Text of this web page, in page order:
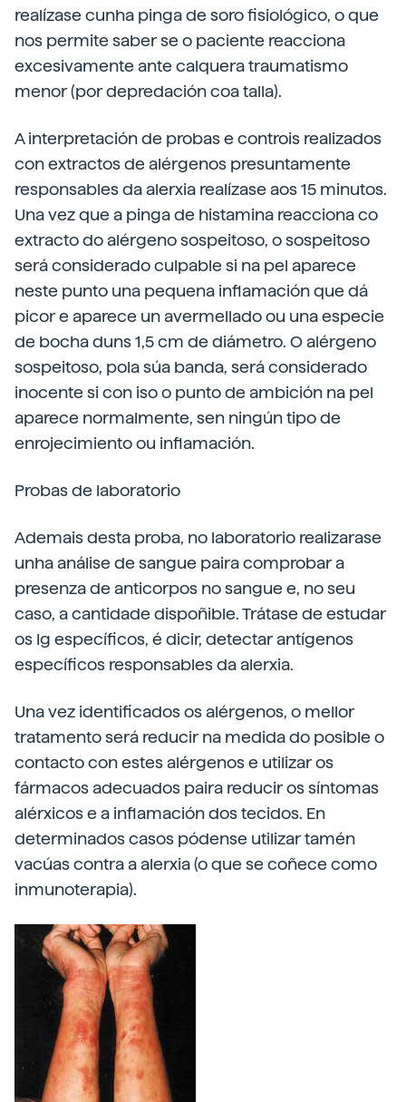
realízase cunha pinga de soro fisiológico, o que
nos permite saber se o paciente reacciona
excesivamente ante calquera traumatismo
menor (por depredación coa talla).
A interpretación de probas e controis realizados
con extractos de alérgenos presuntamente
responsables da alerxia realízase aos 15 minutos.
Una vez que a pinga de histamina reacciona co
extracto do alérgeno sospeitoso, o sospeitoso
será considerado culpable si na pel aparece
neste punto una pequena inflamación que dá
picor e aparece un avermellado ou una especie
de bocha duns 1,5 cm de diámetro. O alérgeno
sospeitoso, pola súa banda, será considerado
inocente si con iso o punto de ambición na pel
aparece normalmente, sen ningún tipo de
enrojecimiento ou inflamación.
Probas de laboratorio
Ademais desta proba, no laboratorio realizarase
unha análise de sangue paira comprobar a
presenza de anticorpos no sangue e, no seu
caso, a cantidade dispoñible. Trátase de estudar
os Ig específicos, é dicir, detectar antígenos
específicos responsables da alerxia.
Una vez identificados os alérgenos, o mellor
tratamento será reducir na medida do posible o
contacto con estes alérgenos e utilizar os
fármacos adecuados paira reducir os síntomas
alérxicos e a inflamación dos tecidos. En
determinados casos pódense utilizar tamén
vacúas contra a alerxia (o que se coñece como
inmunoterapia).